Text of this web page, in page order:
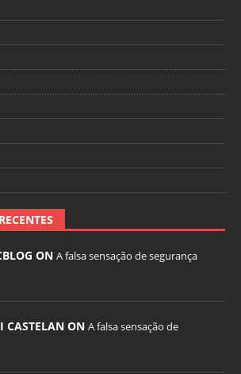
ON A falsa sensação de segurança
CASTELAN ON A falsa sensação de